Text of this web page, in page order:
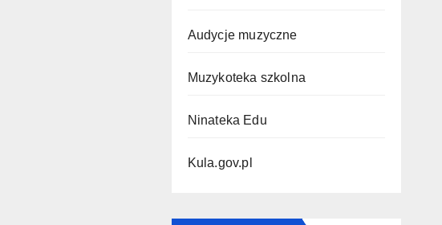
Audycje muzyczne
Muzykoteka szkolna
Ninateka Edu
Kula.gov.pl